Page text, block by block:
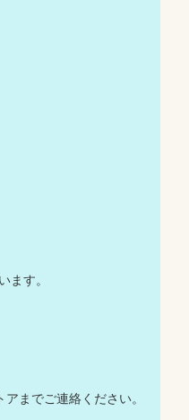
ます。
までご連絡ください。